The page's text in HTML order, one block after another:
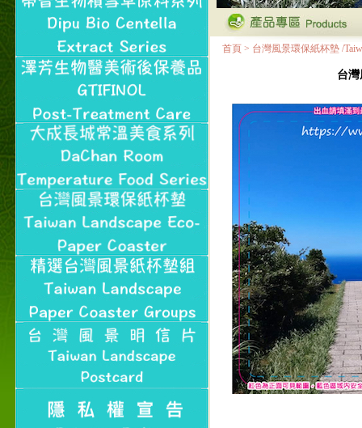
首頁 > 台灣風景環保紙杯墊 /
台灣